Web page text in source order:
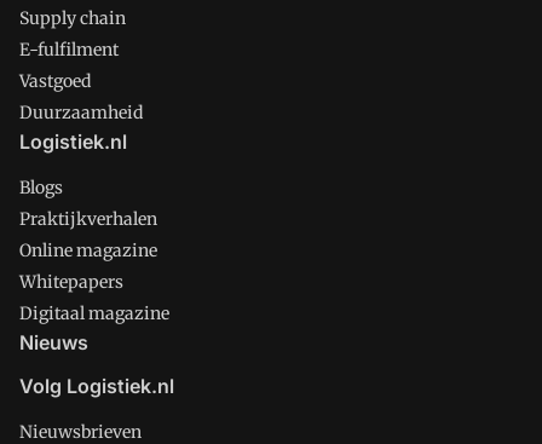
Supply chain
E-fulfilment
Vastgoed
Duurzaamheid
Logistiek.nl
Blogs
Praktijkverhalen
Online magazine
Whitepapers
Digitaal magazine
Nieuws
Volg Logistiek.nl
Nieuwsbrieven